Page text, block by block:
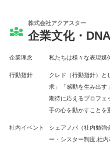
株式会社アクアスター
企業文化・DNA
企業理念 私たちは様々な表現媒
行動指針
クレド（行動指針）と
求」「感動を生み出す
期待に応えるプロフェ
手の心を動かすことを
社内イベント
シェアノバ（社内勉強
ー・シスター制度,社